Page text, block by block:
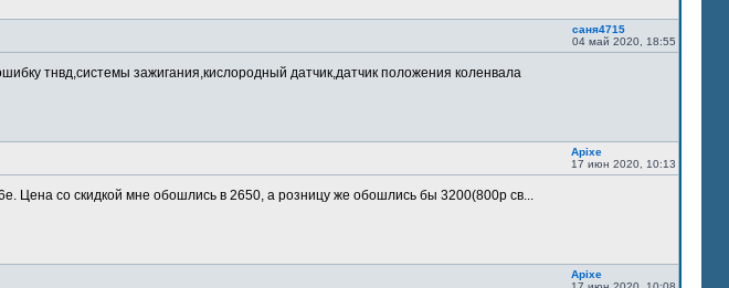
саня4715
04 май 2020, 18:55
тнвд,системы зажигания,кислородный датчик,датчик положения коленвала
Apixe
17 июн 2020, 10:13
Цена со скидкой мне обошлись в 2650, а розницу же обошлись бы 3200(800р св...
Apixe